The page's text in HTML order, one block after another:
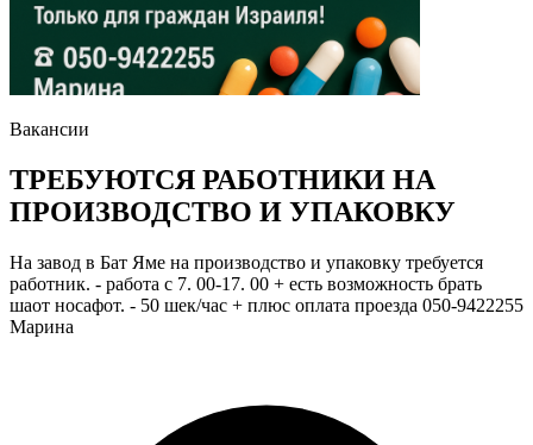
Вакансии
ТРЕБУЮТСЯ РАБОТНИКИ НА
ПРОИЗВОДСТВО И УПАКОВКУ
На завод в Бат Яме на производство и упаковку требуется
работник. - работа с 7. 00-17. 00 + есть возможность брать
шаот носафот. - 50 шек/час + плюс оплата проезда 050-9422255
Марина